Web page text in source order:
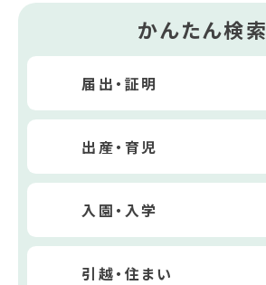
かんたん検索
届出・証明
出産・育児
入園・入学
引越・住まい